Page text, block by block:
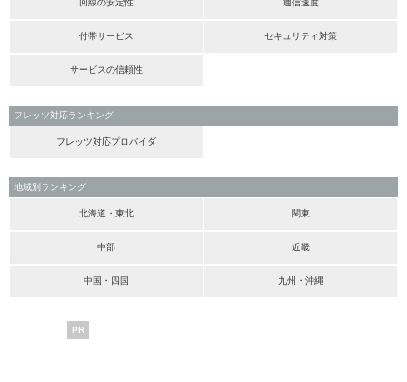
回線の安定性 通信速度
付帯サービス セキュリティ対策
サービスの信頼性
フレッツ対応ランキング
フレッツ対応プロバイダ
地域別ランキング
北海道・東北 関東
中部 近畿
中国・四国 九州・沖縄
PR